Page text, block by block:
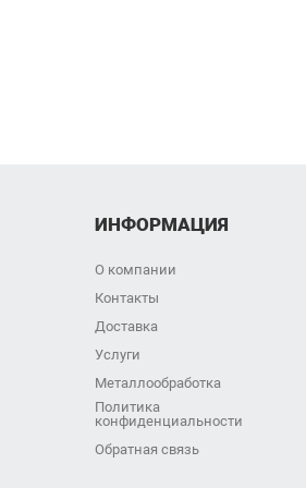
ИНФОРМАЦИЯ
О компании
Контакты
Доставка
Услуги
Металлообработка
Политика
конфиденциальности
Обратная связь